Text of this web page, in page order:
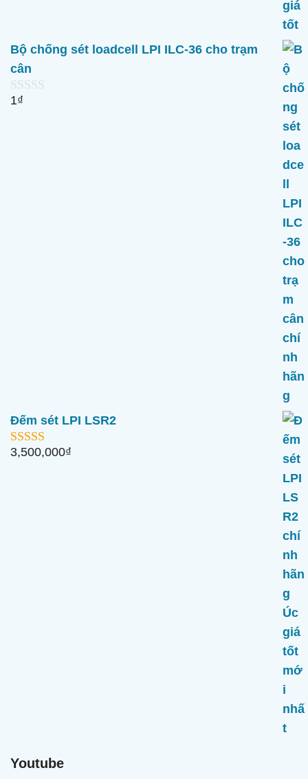
Bộ chống sét loadcell LPI ILC-36 cho trạm
cân
0
1₫
Đếm sét LPI LSR2
5.00ngoài 5
3,500,000₫
Youtube